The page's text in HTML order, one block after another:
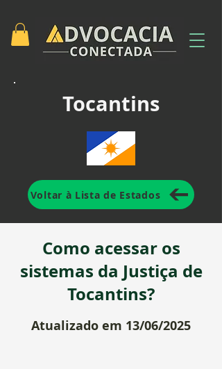
Tocantins
Voltar à Lista de Estados
Como acessar os
sistemas da Justiça de
Tocantins?
Atualizado em 13/06/2025